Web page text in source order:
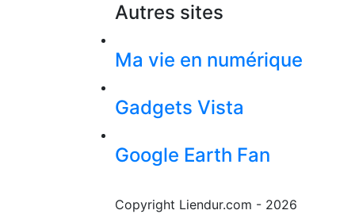
Autres sites
Ma vie en numérique
Gadgets Vista
Google Earth Fan
Copyright Liendur.com - 2026